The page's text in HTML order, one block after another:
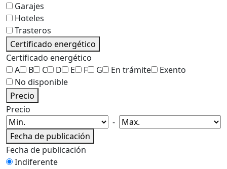
Garajes
Hoteles
Trasteros
Certificado energético
Certificado energético
A
B C D E F G En trámite
Exento
No disponible
Precio
Precio
-
Fecha de publicación
Fecha de publicación
Indiferente